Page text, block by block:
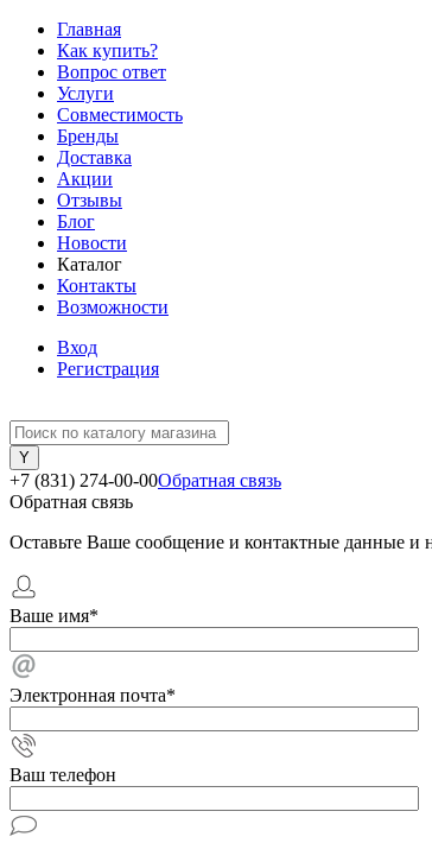
Главная
Как купить?
Вопрос ответ
Услуги
Совместимость
Бренды
Доставка
Акции
Отзывы
Блог
Новости
Каталог
Контакты
Возможности
Вход
Регистрация
+7 (831) 274-00-00Обратная связь
Обратная связь
Оставьте Ваше сообщение и контактные данные и
Ваше имя*
Электронная почта*
Ваш телефон